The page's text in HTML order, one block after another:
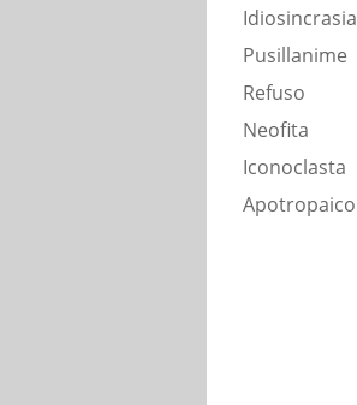
Idiosincrasia
Pusillanime
Refuso
Neofita
Iconoclasta
Apotropaico